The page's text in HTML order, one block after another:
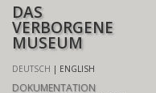
DAS
VERBORGENE
MUSEUM
DEUTSCH ENGLISH
DOKUMENTATION